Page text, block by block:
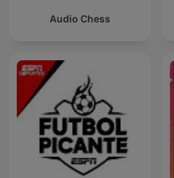
Audio Chess